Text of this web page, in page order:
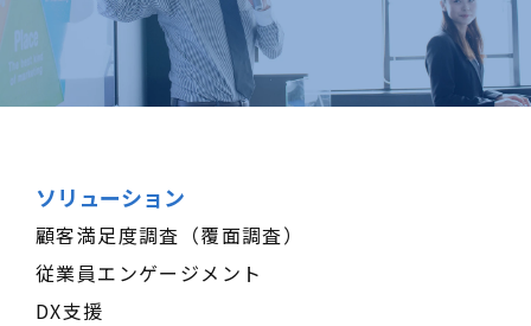
ソリューション
顧客満足度調査（覆面調査）
従業員エンゲージメント
DX支援